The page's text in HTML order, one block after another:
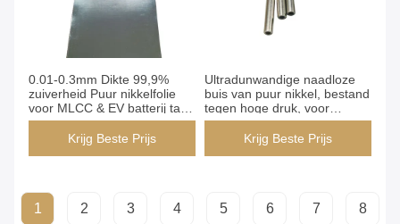
0.01-0.3mm Dikte 99,9%
zuiverheid Puur nikkelfolie
voor MLCC & EV batterij tab
toepassingen
Krijg Beste Prijs
Ultradunwandige naadloze
buis van puur nikkel, bestand
tegen hoge druk, voor
elektronische fittingen
Krijg Beste Prijs
1 2 3 4 5 6 7 8